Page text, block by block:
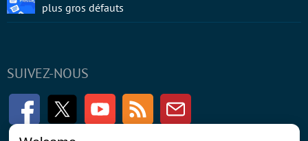
SUIVEZ-NOUS
FacebookTwitter Youtube RSS Newsletter
plus gros défauts